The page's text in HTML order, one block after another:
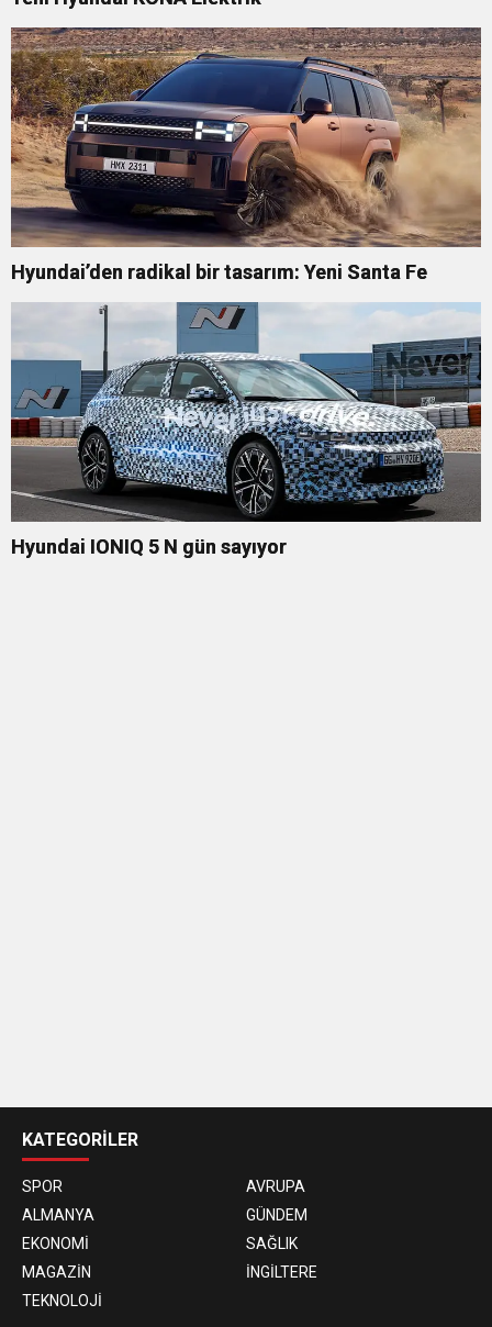
Hyundai’den radikal bir tasarım: Yeni Santa Fe
Hyundai IONIQ 5 N gün sayıyor
siteleri
KATEGORİLER
SPOR
AVRUPA
ALMANYA
GÜNDEM
EKONOMİ
SAĞLIK
MAGAZİN
İNGİLTERE
TEKNOLOJİ